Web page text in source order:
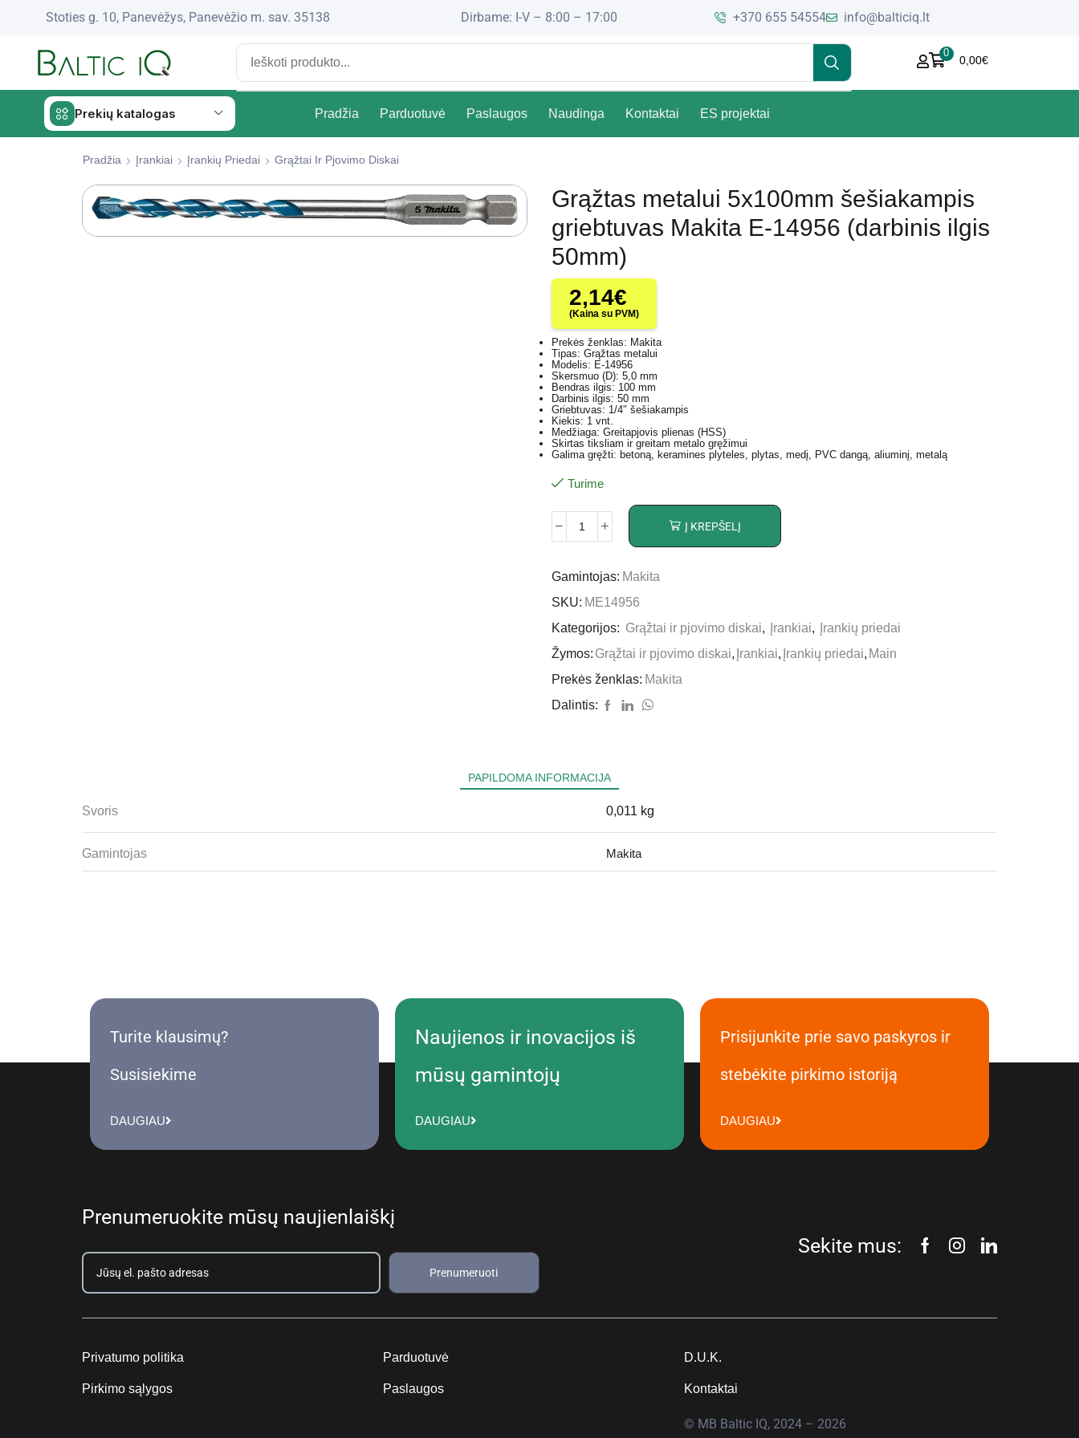
Stoties g. 10, Panevėžys, Panevėžio m. sav. 35138 Dirbame: I-V – 8:00 – 17:00 +370 655 54554 info@balticiq.lt
0
0,00€
Prekių katalogas Pradžia Parduotuvė Paslaugos Naudinga Kontaktai ES projektai
Pradžia Įrankiai Įrankių Priedai Grąžtai Ir Pjovimo Diskai
Grąžtas metalui 5x100mm šešiakampis
griebtuvas Makita E-14956 (darbinis ilgis
50mm)
2,14€
(Kaina su PVM)
Prekės ženklas: Makita
Tipas: Grąžtas metalui
Modelis: E-14956
Skersmuo (D): 5,0 mm
Bendras ilgis: 100 mm
Darbinis ilgis: 50 mm
Griebtuvas: 1/4″ šešiakampis
Kiekis: 1 vnt.
Medžiaga: Greitapjovis plienas (HSS)
Skirtas tiksliam ir greitam metalo gręžimui
Galima gręžti: betoną, keramines plyteles, plytas, medį, PVC dangą, aliuminį, metalą
Turime
Į KREPŠELĮ
Gamintojas: Makita
SKU: ME14956
Kategorijos: Grąžtai ir pjovimo diskai, Įrankiai,
Įrankių priedai
Žymos: Grąžtai ir pjovimo diskai, Įrankiai, Įrankių priedai, Main
Prekės ženklas: Makita
Dalintis:
PAPILDOMA INFORMACIJA
Svoris 0,011 kg
Gamintojas Makita
Turite klausimų?
Susisiekime
DAUGIAU
Naujienos ir inovacijos iš
mūsų gamintojų
DAUGIAU
Prisijunkite prie savo paskyros ir
stebėkite pirkimo istoriją
DAUGIAU
Prenumeruokite mūsų naujienlaiškį
Prenumeruoti
Sekite mus:
Privatumo politika
Pirkimo sąlygos
Parduotuvė
Paslaugos
D.U.K.
Kontaktai
© MB Baltic IQ, 2024 – 2026